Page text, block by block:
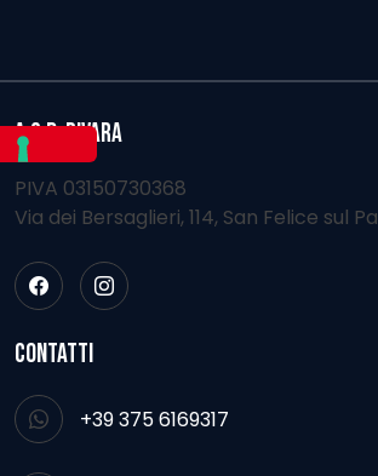
A.S.D. RIVARA
PIVA 03150730368
Via dei Bersaglieri, 114, San Felice sul
CONTATTI
+39 375 6169317